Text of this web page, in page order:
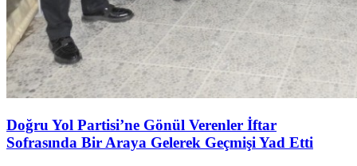
Doğru Yol Partisi’ne Gönül Verenler İftar
Sofrasında Bir Araya Gelerek Geçmişi Yad Etti